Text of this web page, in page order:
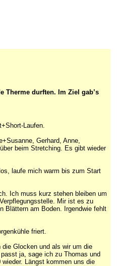
Therme durften. Im Ziel gab’s
Laufen.
Gerhard, Anne,
beim Stretching. Es gibt wieder
laufe mich warm bis zum Start
Ich muss kurz stehen bleiben um
Mir ist es zu
Blättern am Boden. Irgendwie fehlt
friert.
Glocken und als wir um die
ja, sage ich zu Thomas und
Längst kommen uns die